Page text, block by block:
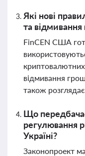
Які нові
та
FinCEN США
відмивання
також розглядає
Що
регулювання
Україні?
Законопроект